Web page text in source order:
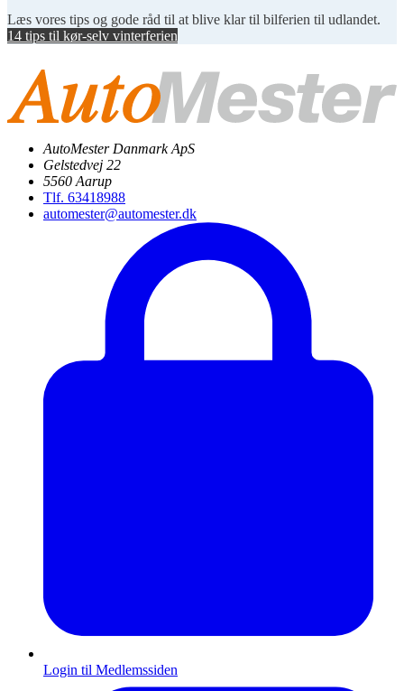
Læs vores tips og gode råd til at blive klar til bilferien til udlandet.
14 tips til kør-selv vinterferien
AutoMester Danmark ApS
Gelstedvej 22
5560 Aarup
Tlf. 63418988
automester@automester.dk
Login til Medlemssiden